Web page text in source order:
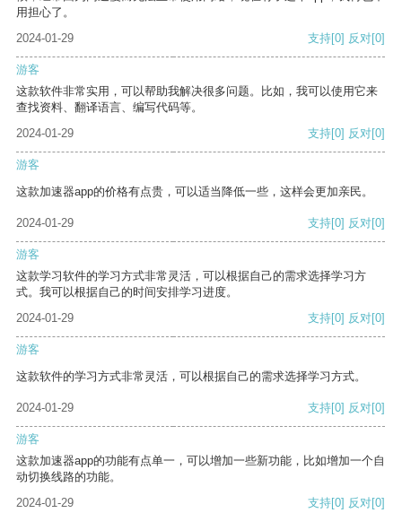
用担心了。
2024-01-29
支持[0] 反对[0]
游客
这款软件非常实用，可以帮助我解决很多问题。比如，我可以使用它来
查找资料、翻译语言、编写代码等。
2024-01-29
支持[0] 反对[0]
游客
这款加速器app的价格有点贵，可以适当降低一些，这样会更加亲民。
2024-01-29 支持[0] 反对[0]
游客
这款学习软件的学习方式非常灵活，可以根据自己的需求选择学习方
式。我可以根据自己的时间安排学习进度。
2024-01-29
支持[0] 反对[0]
游客
这款软件的学习方式非常灵活，可以根据自己的需求选择学习方式。
2024-01-29 支持[0] 反对[0]
游客
这款加速器app的功能有点单一，可以增加一些新功能，比如增加一个自
动切换线路的功能。
2024-01-29
支持[0] 反对[0]